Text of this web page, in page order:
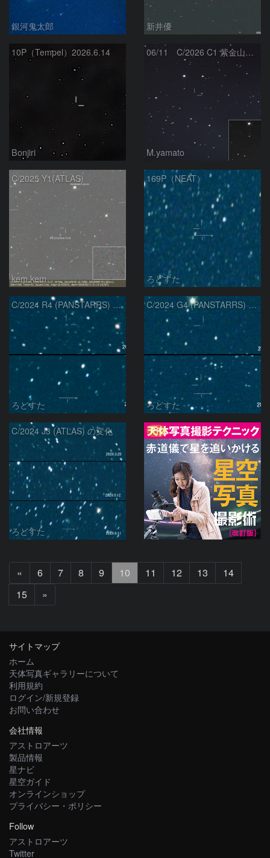
銀河鬼太郎 新井優
10P（Tempel）2026.6.14
Bonjiri
06/11 C/2026 C1 紫金山彗星
M.yamato
C/2025 Y1(ATLAS)
kem.kem
169P（NEAT）
ろどすた
C/2024 R4 (PANSTARRS) の変化
ろどすた
C/2024 G4 (PANSTARRS) の変化
ろどすた
C/2024 J3 (ATLAS) の変化
ろどすた
PR
«
へ
6 7 8 9 10 11 12 13
14
15
»
へ
サイトマップ
ホーム
天体写真ギャラリーについて
利用規約
ログイン/新規登録
お問い合わせ
会社情報
アストロアーツ
製品情報
星ナビ
星空ガイド
オンラインショップ
プライバシー・ポリシー
Follow
アストロアーツ
Twitter